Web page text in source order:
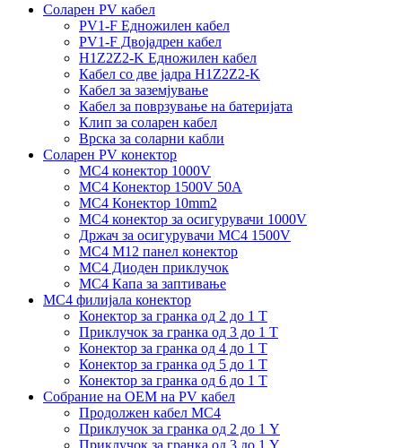
Соларен PV кабел
PV1-F Едножилен кабел
PV1-F Двојадрен кабел
H1Z2Z2-K Едножилен кабел
Кабел со две јадра H1Z2Z2-K
Кабел за заземјување
Кабел за поврзување на батеријата
Клип за соларен кабел
Врска за соларни кабли
Соларен PV конектор
MC4 конектор 1000V
MC4 Конектор 1500V 50A
MC4 Конектор 10mm2
MC4 конектор за осигурувачи 1000V
Држач за осигурувачи MC4 1500V
MC4 M12 панел конектор
MC4 Диоден приклучок
MC4 Капа за заптивање
MC4 филијала конектор
Конектор за гранка од 2 до 1 Т
Приклучок за гранка од 3 до 1 Т
Конектор за гранка од 4 до 1 Т
Конектор за гранка од 5 до 1 Т
Конектор за гранка од 6 до 1 Т
Собрание на ОЕМ на PV кабел
Продолжен кабел MC4
Приклучок за гранка од 2 до 1 Y
Приклучок за гранка од 3 до 1 Y